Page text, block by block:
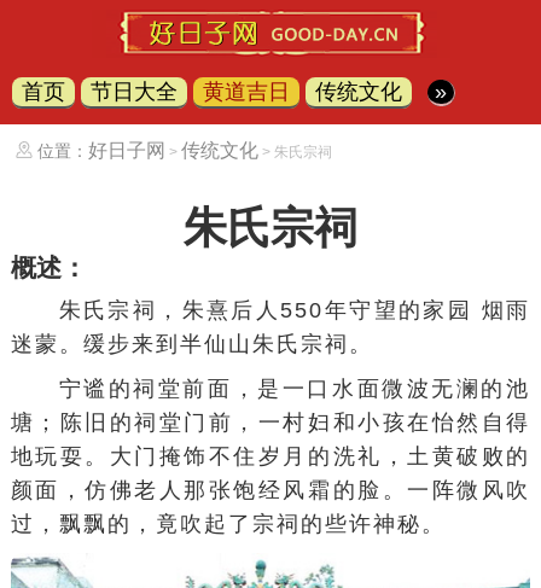
首页 节日大全 黄道吉日 传统文化 »
位置： 好日子网 > 传统文化> 朱氏宗祠
朱氏宗祠
概述：
朱氏宗祠， 朱熹 后人550年守望的家园 烟雨
迷蒙。缓步来到半仙山朱氏宗祠。
宁谧的祠堂前面，是一口水面微波无澜的池
塘；陈旧的祠堂门前，一村妇和小孩在怡然自得
地玩耍。大门掩饰不住岁月的洗礼，土黄破败的
颜面，仿佛老人那张饱经风霜的脸。一阵微风吹
过，飘飘的，竟吹起了 宗祠 的些许神秘。